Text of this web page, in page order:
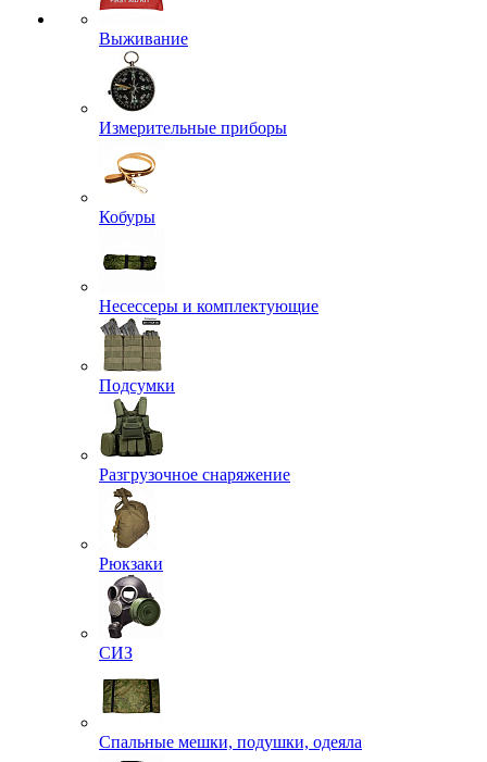
Выживание
Измерительные приборы
Кобуры
Несессеры и комплектующие
Подсумки
Разгрузочное снаряжение
Рюкзаки
СИЗ
Спальные мешки, подушки, одеяла